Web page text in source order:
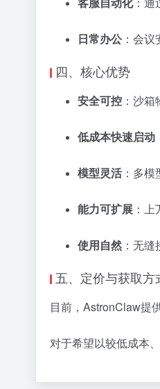
日常办公：会议
四、核心优势
安全可控 ：沙
低成本快速启动
模型灵活 ：多
能力可扩展 ：
使用自然 ：无
五、定价与获取方
目前，AstronClaw提
对于希望以较低成本